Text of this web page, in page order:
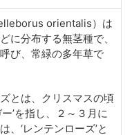
orientalis）は
に分布する無茎種で、
び、常緑の多年草で
とは、クリスマスの頃
’を指し、２～３月に
、‘レンテンローズ’と